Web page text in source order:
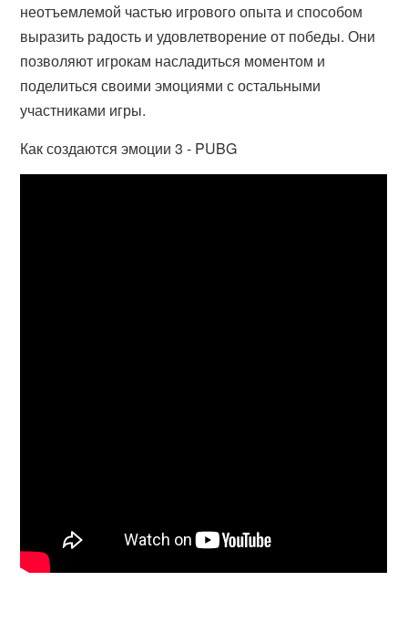
неотъемлемой частью игрового опыта и способом
выразить радость и удовлетворение от победы. Они
позволяют игрокам насладиться моментом и
поделиться своими эмоциями с остальными
участниками игры.
Как создаются эмоции 3 - PUBG